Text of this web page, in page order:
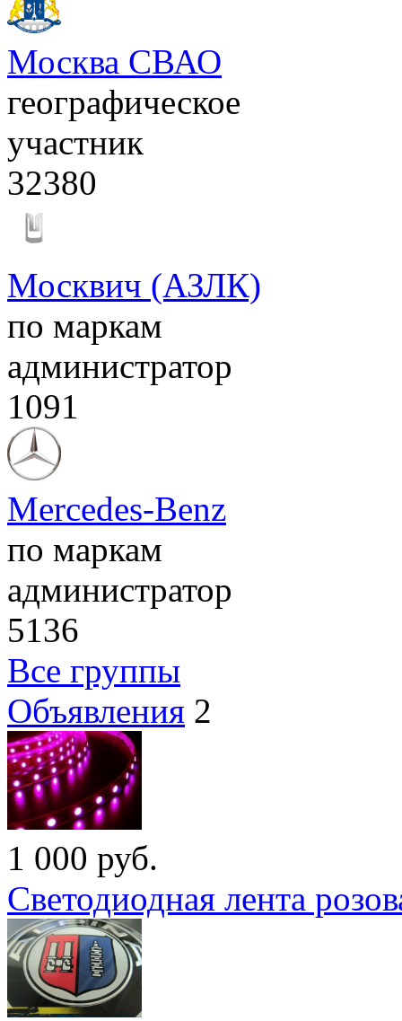
Москва СВАО
географическое
участник
32380
Москвич (АЗЛК)
по маркам
администратор
1091
Mercedes-Benz
по маркам
администратор
5136
Все группы
Объявления 2
1 000 руб.
Светодиодная лента